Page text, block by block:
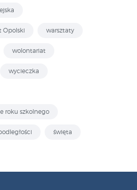
Opolski warsztaty
wolontariat
wycieczka
roku szkolnego
święta